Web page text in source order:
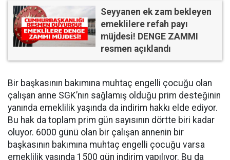
Seyyanen ek zam bekleyen
emeklilere refah payı
müjdesi! DENGE ZAMMI
resmen açıklandı
Bir başkasının bakımına muhtaç engelli çocuğu olan
çalışan anne SGK’nın sağlamış olduğu prim desteğinin
yanında emeklilik yaşında da indirim hakkı elde ediyor.
Bu hak da toplam prim gün sayısının dörtte biri kadar
oluyor. 6000 günü olan bir çalışan annenin bir
başkasının bakımına muhtaç engelli çocuğu varsa
emeklilik yaşında 1500 gün indirim yapılıyor. Bu da